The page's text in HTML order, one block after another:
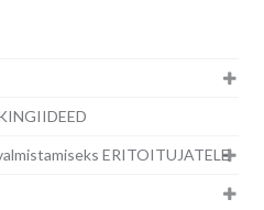
ERITOITUJATELE